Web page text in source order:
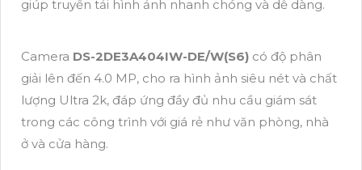
giúp truyền tải hình ảnh nhanh chóng và dễ dàng.
Camera DS-2DE3A404IW-DE/W(S6) có độ phân
giải lên đến 4.0 MP, cho ra hình ảnh siêu nét và chất
lượng Ultra 2k, đáp ứng đầy đủ nhu cầu giám sát
trong các công trình với giá rẻ như văn phòng, nhà
ở và cửa hàng.